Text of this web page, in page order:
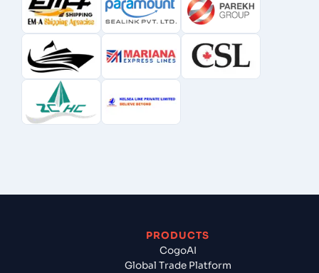
PRODUCTS
CogoAI
Global Trade Platform